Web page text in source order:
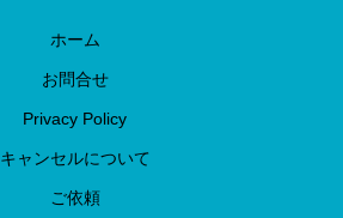
ホーム
お問合せ
Privacy Policy
キャンセルについて
ご依頼